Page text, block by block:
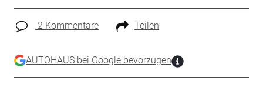
2 Kommentare Teilen
AUTOHAUS bei Google bevorzugen